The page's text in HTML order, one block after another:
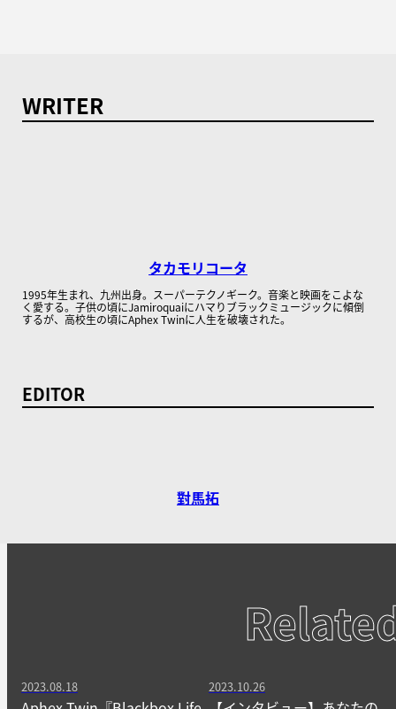
WRITER
タカモリコータ
1995年生まれ、九州出身。スーパーテクノギーク。音楽と映画をこよな
く愛する。子供の頃にJamiroquaiにハマりブラックミュージックに傾倒
するが、高校生の頃にAphex Twinに人生を破壊された。
EDITOR
對馬拓
2023.08.18 2023.10.26